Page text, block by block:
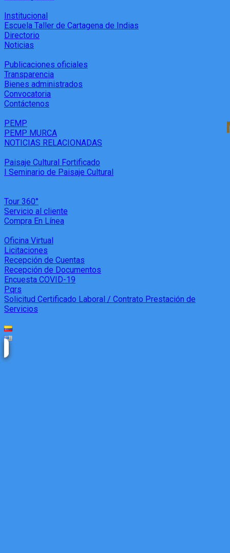
Institucional
Escuela Taller de Cartagena de Indias
Directorio
Noticias
Publicaciones oficiales
Transparencia
Bienes administrados
Convocatoria
Contáctenos
PEMP
PEMP MURCA
NOTICIAS RELACIONADAS
Paisaje Cultural Fortificado
I Seminario de Paisaje Cultural
Tour 360°
Servicio al cliente
Compra En Línea
Oficina Virtual
Licitaciones
Recepción de Cuentas
Recepción de Documentos
Encuesta COVID-19
Pqrs
Solicitud Certificado Laboral / Contrato Prestación de
Servicios